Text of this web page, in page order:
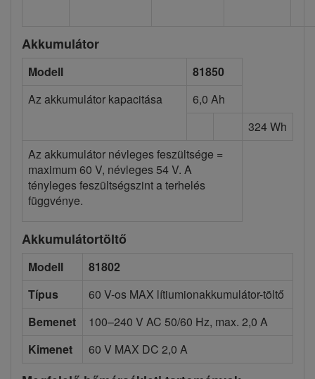
Akkumulátor
Modell
81850
Az akkumulátor kapacitása
6,0 Ah
324 Wh
Az akkumulátor névleges feszültsége =
maximum 60 V, névleges 54 V. A
tényleges feszültségszint a terhelés
függvénye.
Akkumulátortöltő
Modell
81802
Típus
60 V-os MAX lítiumionakkumulátor-töltő
Bemenet
100–240 V AC 50/60 Hz, max. 2,0 A
Kimenet
60 V MAX DC 2,0 A